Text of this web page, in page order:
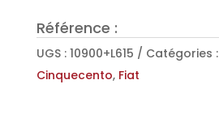
en
Aluminium
pour
Référence :
UGS : 10900+L615 Catégories :
Cinquecento, Fiat